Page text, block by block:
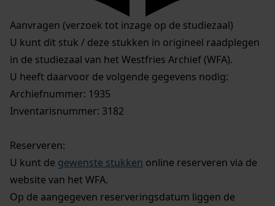
Aanvragen (verzoek tot inzage op de studiezaal)
U kunt dit stuk / deze stukken in origineel raadplegen
in de studiezaal van het Westfries Archief (WFA).
U heeft daarvoor de volgende gegevens nodig:
Archiefnummer: 1935
Inventarisnummer: 3182
Reserveren:
U kunt de gewenste stukken online reserveren via de
website van het WFA.
Op de aangegeven reserveringsdatum liggen de